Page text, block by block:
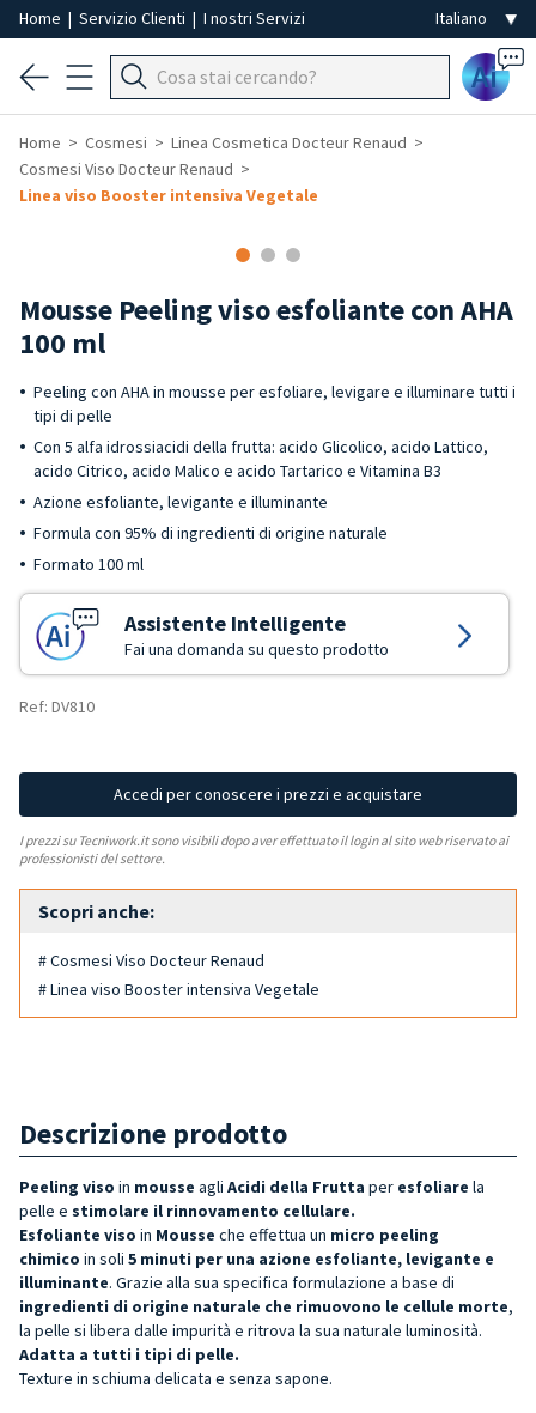
Home | Servizio Clienti | I nostri Servizi
Ai
Home Cosmesi
Linea Cosmetica Docteur Renaud
Cosmesi Viso Docteur Renaud
Linea viso Booster intensiva Vegetale
Mousse Peeling viso esfoliante con AHA
100 ml
Peeling con AHA in mousse per esfoliare, levigare e illuminare tutti i
tipi di pelle
Con 5 alfa idrossiacidi della frutta: acido Glicolico, acido Lattico,
acido Citrico, acido Malico e acido Tartarico e Vitamina B3
Azione esfoliante, levigante e illuminante
Formula con 95% di ingredienti di origine naturale
Formato 100 ml
Assistente Intelligente
Fai una domanda su questo prodotto
Ref: DV810
Accedi per conoscere i prezzi e acquistare
I prezzi su Tecniwork.it sono visibili dopo aver effettuato il login al sito web riservato ai
professionisti del settore.
Scopri anche:
# Cosmesi Viso Docteur Renaud
# Linea viso Booster intensiva Vegetale
Descrizione prodotto
Peeling viso in mousse agli Acidi della Frutta per esfoliare la
pelle e stimolare il rinnovamento cellulare.
Esfoliante viso in Mousse che effettua un micro peeling
chimico in soli 5 minuti per una azione esfoliante, levigante e
illuminante. Grazie alla sua specifica formulazione a base di
ingredienti di origine naturale che rimuovono le cellule morte,
la pelle si libera dalle impurità e ritrova la sua naturale luminosità.
Adatta a tutti i tipi di pelle.
Texture in schiuma delicata e senza sapone.